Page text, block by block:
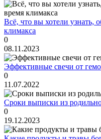
Всё, что вы хотели узнать,
климакса
0
08.11.2023
Эффективные свечи от
0
11.07.2022
Сроки выписки из
0
19.12.2023